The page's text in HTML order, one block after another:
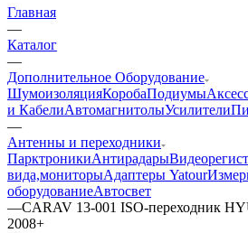
Главная
—
Каталог
—
Дополнительное Оборудование
ШумоизоляцияКоробаПодиумы
и КабелиАвтомагнитолыУсилители
—
Антенны и переходники
ПарктроникиАнтирадары
вида,мониторыАдаптеры Yatour
оборудованиеАвтосвет
—CARAV 13-001 ISO-переходник
2008+